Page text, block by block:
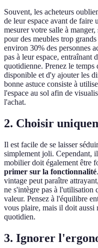
Souvent, les acheteurs
de leur espace avant de faire
mesurer votre salle à
pour des meubles trop
environ 30% des personnes
pas à leur espace, entraînant
quotidienne. Prenez le temps
disponible et d'y ajouter les
bonne astuce consiste à
l'espace au sol afin de
l'achat.
2. Choisir
Il est facile de se laisser
simplement joli. Cependant,
mobilier doit également être
primer sur la fonctionnalité
vintage peut paraître
ne s'intègre pas à l'utilisation
valeur. Pensez à l'équilibre
vous plaire, mais il doit
quotidien.
3. Ignorer